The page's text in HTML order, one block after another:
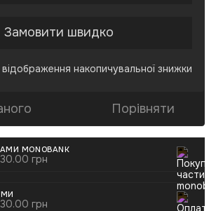
Замовити швидко
накопичувальної знижки
Порівняти
MONOBANK
грн
грн